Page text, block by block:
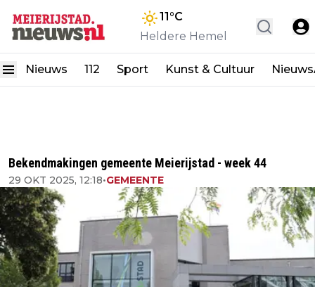
11°C
Heldere Hemel
Nieuws 112 Sport Kunst & Cultuur
Bekendmakingen gemeente Meierijstad - week 44
29 OKT 2025, 12:18•GEMEENTE